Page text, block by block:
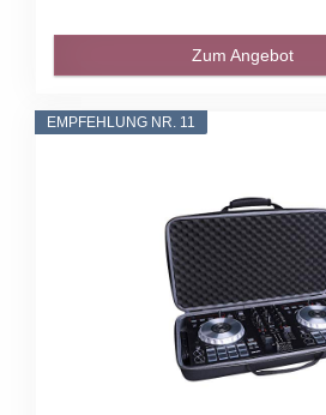
Zum Angebot
EMPFEHLUNG NR. 11